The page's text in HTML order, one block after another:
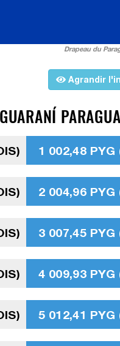
Drapeau du
Agrandir
1 002,48 PYG
2 004,96 PYG
3 007,45 PYG
4 009,93 PYG
5 012,41 PYG